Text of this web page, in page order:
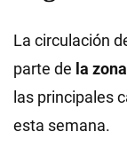
La circulación
parte de la
las principales
esta semana.